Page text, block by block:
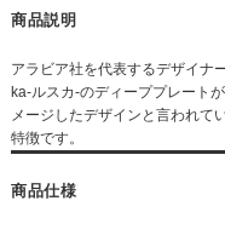
商品説明
アラビア社を代表するデザイナ
ka-ルスカ-のディーププレート
メージしたデザインと言われて
特徴です。
商品仕様